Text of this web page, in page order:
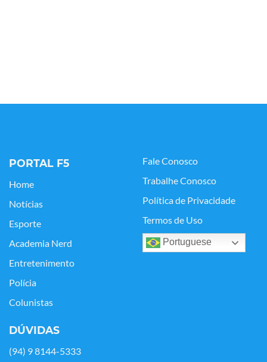
PORTAL F5
Home
Notícias
Esporte
Academia Nerd
Entretenimento
Polícia
Colunistas
Fale Conosco
Trabalhe Conosco
Política de Privacidade
Termos de Uso
Portuguese
DÚVIDAS
(94) 9 8144-5333